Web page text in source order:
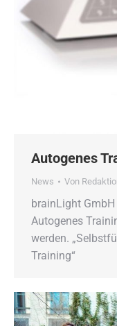
Autogenes
News Von
brainLight
Autogenes
werden.
Training“